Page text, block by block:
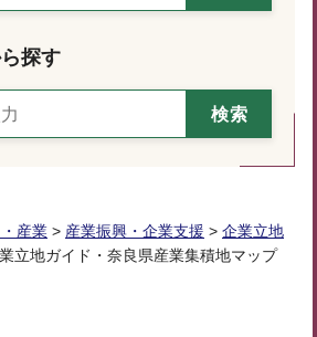
探す
産業 > 産業振興・企業支援 > 企業立地
立地ガイド・奈良県産業集積地マップ